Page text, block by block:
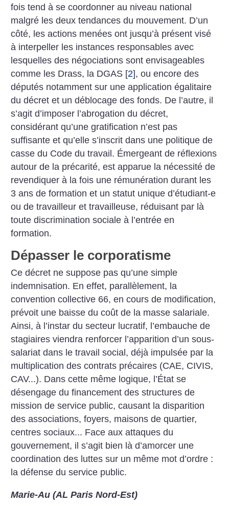
fois tend à se coordonner au niveau national
malgré les deux tendances du mouvement. D’un
côté, les actions menées ont jusqu’à présent visé
à interpeller les instances responsables avec
lesquelles des négociations sont envisageables
comme les Drass, la DGAS [2], ou encore des
députés notamment sur une application égalitaire
du décret et un déblocage des fonds. De l’autre, il
s’agit d’imposer l’abrogation du décret,
considérant qu’une gratification n’est pas
suffisante et qu’elle s’inscrit dans une politique de
casse du Code du travail. Émergeant de réflexions
autour de la précarité, est apparue la nécessité de
revendiquer à la fois une rémunération durant les
3 ans de formation et un statut unique d’étudiant-e
ou de travailleur et travailleuse, réduisant par là
toute discrimination sociale à l’entrée en
formation.
Dépasser le corporatisme
Ce décret ne suppose pas qu’une simple
indemnisation. En effet, parallèlement, la
convention collective 66, en cours de modification,
prévoit une baisse du coût de la masse salariale.
Ainsi, à l’instar du secteur lucratif, l’embauche de
stagiaires viendra renforcer l’apparition d’un sous-
salariat dans le travail social, déjà impulsée par la
multiplication des contrats précaires (CAE, CIVIS,
CAV...). Dans cette même logique, l’État se
désengage du financement des structures de
mission de service public, causant la disparition
des associations, foyers, maisons de quartier,
centres sociaux... Face aux attaques du
gouvernement, il s’agit bien là d’amorcer une
coordination des luttes sur un même mot d’ordre :
la défense du service public.
Marie-Au (AL Paris Nord-Est)